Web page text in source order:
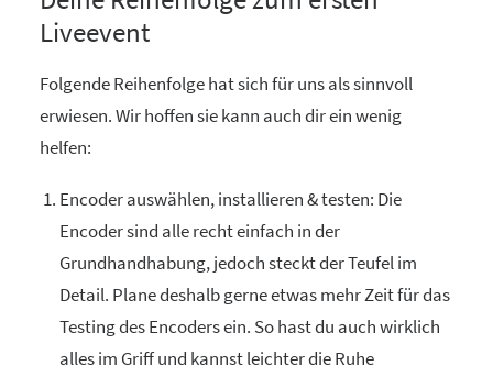
Liveevent
Folgende Reihenfolge hat sich für uns als sinnvoll
erwiesen. Wir hoffen sie kann auch dir ein wenig
helfen:
Encoder auswählen, installieren & testen: Die
Encoder sind alle recht einfach in der
Grundhandhabung, jedoch steckt der Teufel im
Detail. Plane deshalb gerne etwas mehr Zeit für das
Testing des Encoders ein. So hast du auch wirklich
alles im Griff und kannst leichter die Ruhe